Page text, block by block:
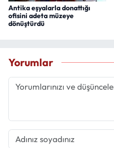
Antika eşyalarla donattığı
ofisini adeta müzeye
dönüştürdü
Yorumlar